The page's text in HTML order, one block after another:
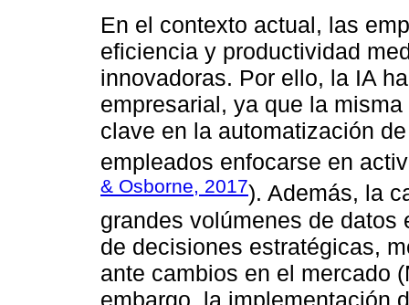
En el contexto actual, las
eficiencia y productividad
innovadoras. Por ello, la IA
empresarial, ya que la
clave en la automatización
empleados enfocarse en
& Osborne, 2017). Además, la
grandes volúmenes de
de decisiones estratégicas,
ante cambios en el mercado
embargo, la implementación